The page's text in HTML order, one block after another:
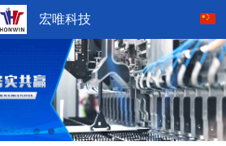
宏唯科技